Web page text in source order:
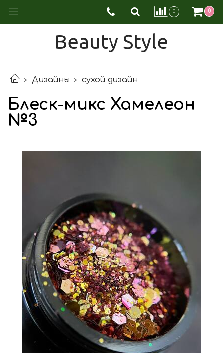
0 0
Beauty Style
Дизайны сухой дизайн
Блеск-микс Хамелеон
№3